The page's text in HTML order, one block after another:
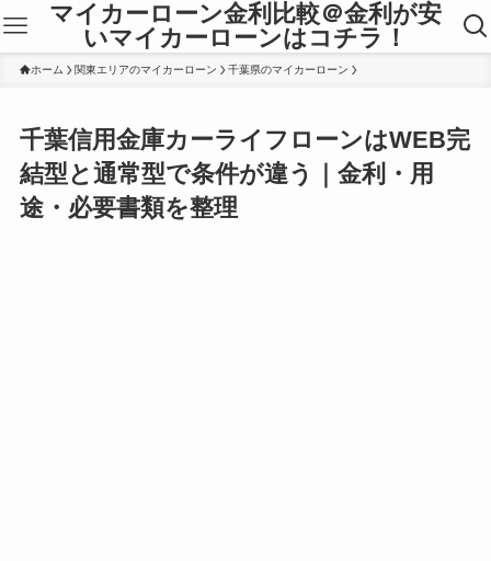
マイカーローン金利比較＠金利が安
いマイカーローンはコチラ！
ホーム 関東エリアのマイカーローン 千葉県のマイカーローン
千葉信用金庫カーライフローンはWEB完
結型と通常型で条件が違う｜金利・用
途・必要書類を整理